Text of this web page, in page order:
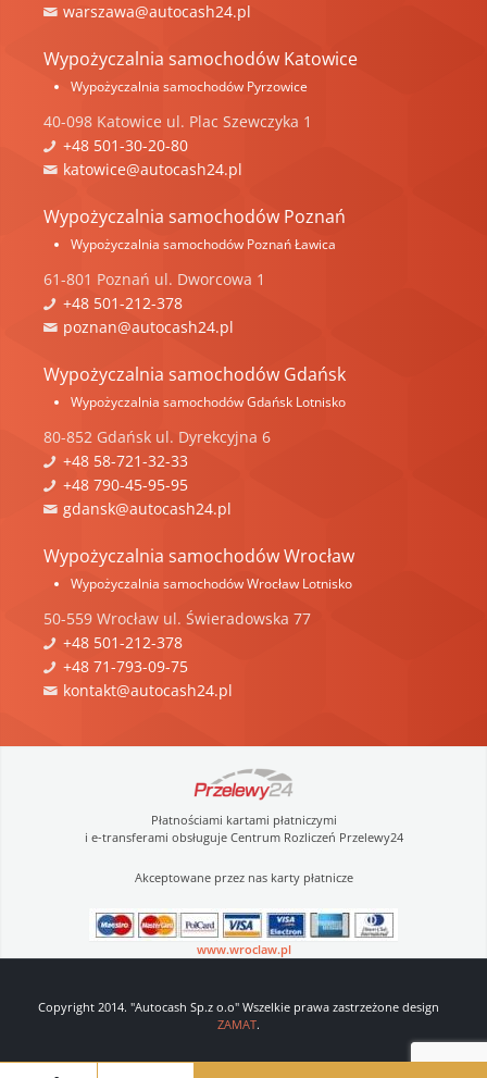
warszawa@autocash24.pl
Wypożyczalnia samochodów Katowice
Wypożyczalnia samochodów Pyrzowice
40-098 Katowice ul. Plac Szewczyka 1
+48 501-30-20-80
katowice@autocash24.pl
Wypożyczalnia samochodów Poznań
Wypożyczalnia samochodów Poznań Ławica
61-801 Poznań ul. Dworcowa 1
+48 501-212-378
poznan@autocash24.pl
Wypożyczalnia samochodów Gdańsk
Wypożyczalnia samochodów Gdańsk Lotnisko
80-852 Gdańsk ul. Dyrekcyjna 6
+48 58-721-32-33
+48 790-45-95-95
gdansk@autocash24.pl
Wypożyczalnia samochodów Wrocław
Wypożyczalnia samochodów Wrocław Lotnisko
50-559 Wrocław ul. Świeradowska 77
+48 501-212-378
+48 71-793-09-75
kontakt@autocash24.pl
Płatnościami kartami płatniczymi
i e-transferami obsługuje Centrum Rozliczeń Przelewy24
Akceptowane przez nas karty płatnicze
www.wroclaw.pl
Copyright 2014. "Autocash Sp.z o.o" Wszelkie prawa zastrzeżone design
ZAMAT.